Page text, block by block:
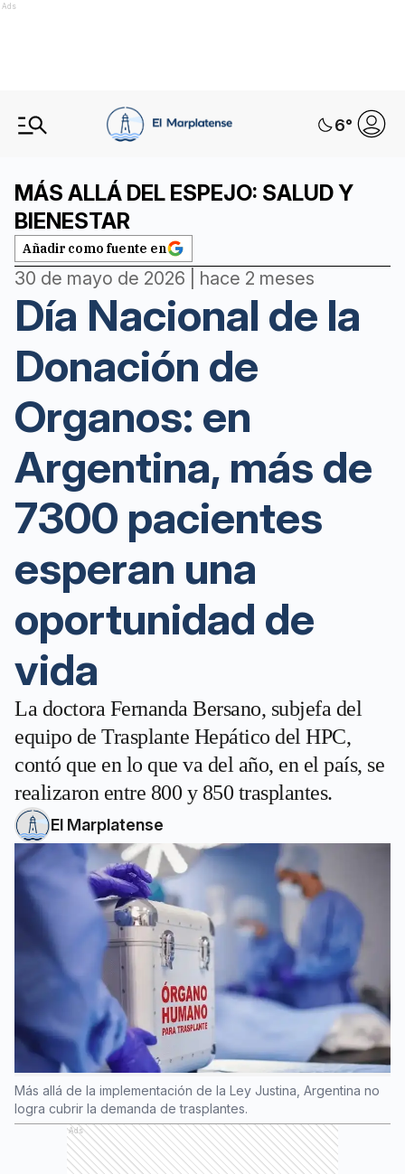
Ads
6°
MÁS ALLÁ DEL ESPEJO: SALUD Y
BIENESTAR
Añadir como fuente en
30 de mayo de 2026 | hace 2 meses
Día Nacional de la
Donación de
Organos: en
Argentina, más de
7300 pacientes
esperan una
oportunidad de
vida
La doctora Fernanda Bersano, subjefa del
equipo de Trasplante Hepático del HPC,
contó que en lo que va del año, en el país, se
realizaron entre 800 y 850 trasplantes.
El Marplatense
Más allá de la implementación de la Ley Justina, Argentina no
logra cubrir la demanda de trasplantes.
Ads